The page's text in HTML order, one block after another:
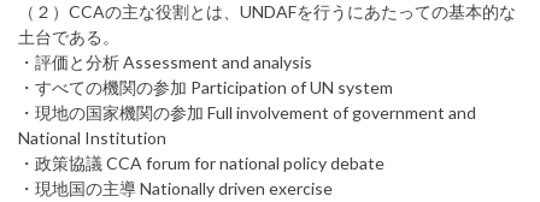
（２）CCAの主な役割とは、UNDAFを行うにあたっての基本的な
土台である。
・評価と分析 Assessment and analysis
・すべての機関の参加 Participation of UN system
・現地の国家機関の参加 Full involvement of government and
National Institution
・政策協議 CCA forum for national policy debate
・現地国の主導 Nationally driven exercise